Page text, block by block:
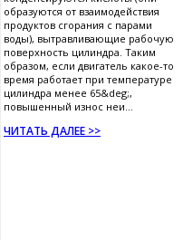
образуются от взаимодействия
продуктов сгорания с парами
воды), вытравливающие рабочую
поверхность цилиндра. Таким
образом, если двигатель какое-то
время работает при температуре
цилиндра менее 65&deg;,
повышенный износ неи...
ЧИТАТЬ ДАЛЕЕ >>